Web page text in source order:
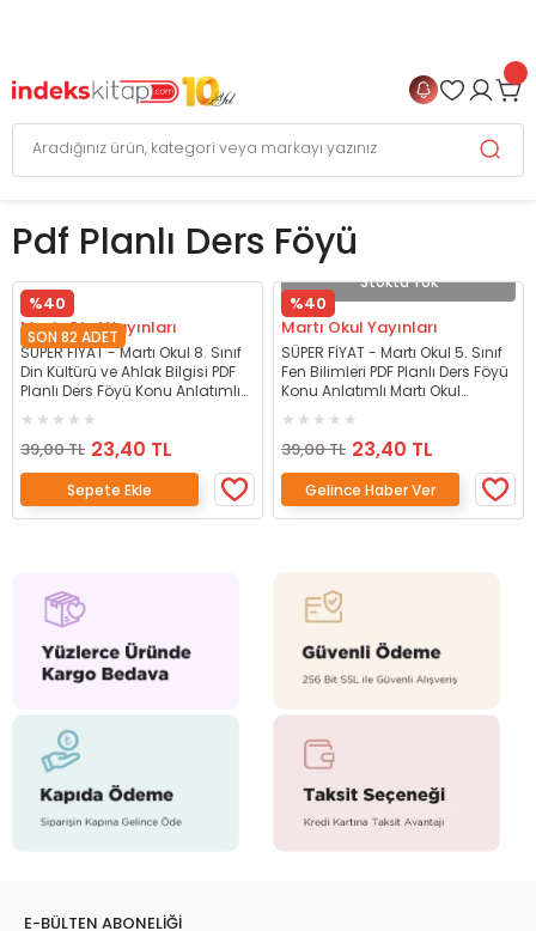
Pdf Planlı Ders Föyü
%40
SON 82 ADET
Martı Okul Yayınları
SÜPER FİYAT - Martı Okul 8. Sınıf
Din Kültürü ve Ahlak Bilgisi PDF
Planlı Ders Föyü Konu Anlatımlı
39,00 TL 23,40 TL
Sepete Ekle
Stokta Yok
%40
Martı Okul Yayınları
SÜPER FİYAT - Martı Okul 5. Sınıf
Fen Bilimleri PDF Planlı Ders Föyü
Konu Anlatımlı Martı Okul
39,00 TL 23,40 TL
Gelince Haber Ver
E-BÜLTEN ABONELİĞİ